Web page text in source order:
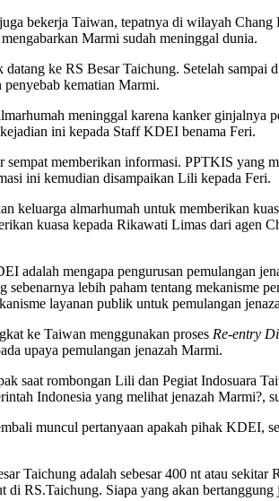
bekerja Taiwan, tepatnya di wilayah
Marmi sudah meninggal dunia.
ke RS Besar Taichung. Setelah
penyebab kematian Marmi.
meninggal karena kanker
ini kepada Staff KDEI benama Feri.
memberikan informasi. PPTKIS yang
ini kemudian disampaikan Lili kepada Feri.
almarhumah untuk memberikan
kuasa kepada Rikawati Limas dari agen
adalah mengapa pengurusan pemulangan
sebenarnya lebih paham tentang mekanisme
layanan publik untuk pemulangan
ke Taiwan menggunakan proses Re-entry
upaya pemulangan jenazah Marmi.
saat rombongan Lili dan Pegiat Indosuara
Indonesia yang melihat jenazah
muncul pertanyaan apakah pihak KDEI,
Taichung adalah sebesar 400 nt atau
di RS.Taichung. Siapa yang akan